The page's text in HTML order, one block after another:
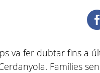
va fer dubtar fins a
Famílies